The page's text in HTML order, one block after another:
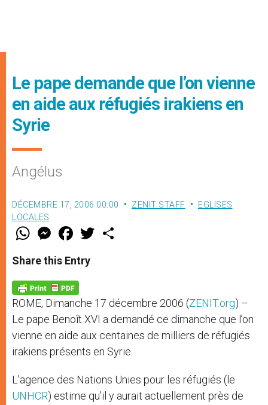
Le pape demande que l’on vienne
en aide aux réfugiés irakiens en
Syrie
Angélus
DÉCEMBRE 17, 2006 00:00 ZENIT STAFF
EGLISES
LOCALES
W
t
s
p
p
M
e
s
e
g
e
r
F
a
e
b
o
k
w
Share this Entry
ROME, Dimanche 17 décembre 2006 (ZENIT.org) –
Le pape Benoît XVI a demandé ce dimanche que l’on
vienne en aide aux centaines de milliers de réfugiés
irakiens présents en Syrie.
L’agence des Nations Unies pour les réfugiés (le
UNHCR) estime qu’il y aurait actuellement près de